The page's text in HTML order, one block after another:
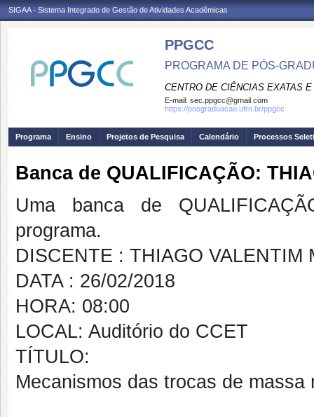
SIGAA - Sistema Integrado de Gestão de Atividades Acadêmicas
PPGCC
PROGRAMA DE PÓS-
CENTRO DE CIÊNCIAS EXATAS
E-mail: sec.ppgcc@gmail.com
https://posgraduacao.ufrn.br/ppgcc
Programa Ensino Projetos de Pesquisa Calendário Processos
Banca de QUALIFICAÇÃO:
Uma banca de
programa.
DISCENTE : THIAGO VALENTIM
DATA : 26/02/2018
HORA: 08:00
LOCAL: Auditório do CCET
TÍTULO:
Mecanismos das trocas de massa